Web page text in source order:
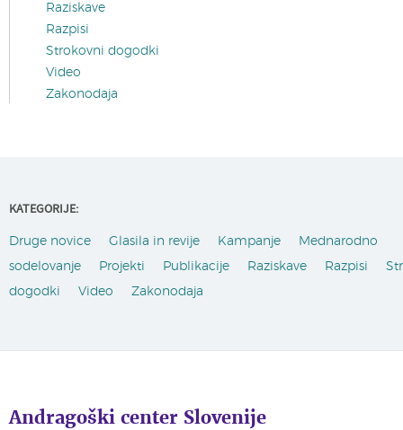
Raziskave
Razpisi
Strokovni dogodki
Video
Zakonodaja
KATEGORIJE:
Druge novice Glasila in revije Kampanje
Mednarodno
sodelovanje
Projekti Publikacije Raziskave Razpisi
dogodki
Video Zakonodaja
Andragoški center Slovenije